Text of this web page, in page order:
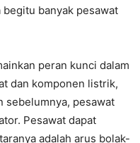
banyak pesawat
peran kunci dalam
dan komponen listrik,
sebelumnya, pesawat
Pesawat dapat
adalah arus bolak-